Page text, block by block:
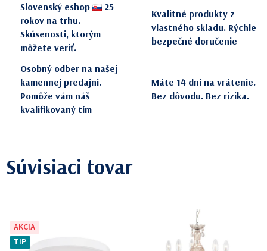
Slovenský eshop
25
rokov na trhu.
Skúsenosti, ktorým
môžete veriť.
Kvalitné produkty z
vlastného skladu. Rýchle
bezpečné doručenie
Osobný odber na našej
kamennej predajni.
Pomôže vám náš
kvalifikovaný tím
Máte 14 dní na vrátenie.
Bez dôvodu. Bez rizika.
Súvisiaci tovar
AKCIA
TIP